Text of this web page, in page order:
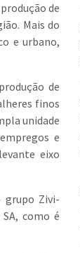
de
Mais do
e urbano,
de
finos
unidade
e
eixo
grupo Zivi-
como é